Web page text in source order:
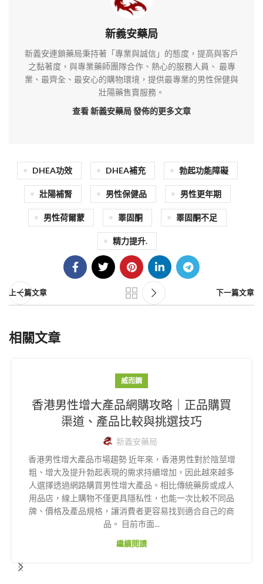
新義安藥局
新義安連鎖藥局秉持著「專業與誠信」的態度，提高與客戶
之黏著度，與專業藥師團隊合作、熱心的服務人員、 最專
業、最齊全、最安心的購物環境，提供最專業的男性保健與
壯陽藥售賣服務。
查看 新義安藥局發佈的更多文章
DHEA功效 DHEA補充 勃起功能障礙
壯陽補腎 男性保健品 男性更年期
男性荷爾蒙 睪固酮 睪固酮不足
精力提升.
上一篇文章 下一篇文章
相關文章
威而鋼
香港男性增大產品網購攻略｜正品購買
渠道、產品比較與挑選技巧
新義安藥局
香港男性增大產品市場趨勢 近年來，香港男性對於陰莖增
粗、增大及提升勃起表現的需求持續增加，因此越來越多
人選擇透過網路購買男性增大產品。相比傳統藥房或成人
用品店，線上購物不僅更具隱私性，也能一次比較不同品
牌、價格及產品規格，讓消費者更容易找到適合自己的商
品。 目前市面...
繼續閱讀